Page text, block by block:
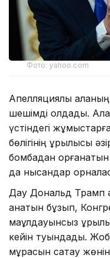
Фото: yahoo.com
Апелляциялық
шешімді қолдады.
үстіндегі
бөлігінің құрылысы
бомбадан
да нысандар
Дау Дональд Трамп
қанатын бұзып,
мақұлдауынсыз
кейін туындады.
мұрасын сақтау